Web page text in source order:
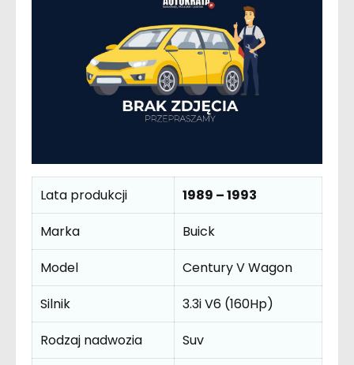
Lata produkcji
1989 – 1993
Marka
Buick
Model
Century V Wagon
Silnik
3.3i V6 (160Hp)
Rodzaj nadwozia
Suv